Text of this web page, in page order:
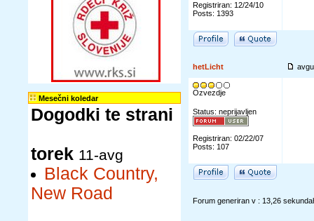
Mesečni koledar
Dogodki te strani
torek 11-avg
Black Country,
New Road
Registriran: 12/24/10
Posts: 1393
hetLicht
Ozvezdje
Status: neprijavljen
Registriran: 02/22/07
Posts: 107
Forum generiran v : 13,26